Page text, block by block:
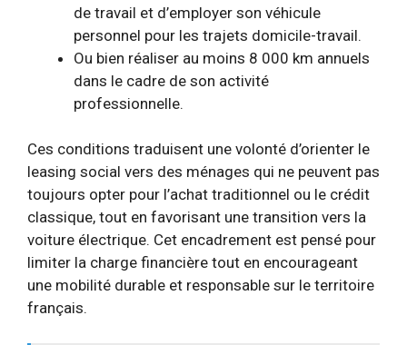
de travail et d’employer son véhicule
personnel pour les trajets domicile-travail.
Ou bien réaliser au moins 8 000 km annuels
dans le cadre de son activité
professionnelle.
Ces conditions traduisent une volonté d’orienter le
leasing social vers des ménages qui ne peuvent pas
toujours opter pour l’achat traditionnel ou le crédit
classique, tout en favorisant une transition vers la
voiture électrique. Cet encadrement est pensé pour
limiter la charge financière tout en encourageant
une mobilité durable et responsable sur le territoire
français.